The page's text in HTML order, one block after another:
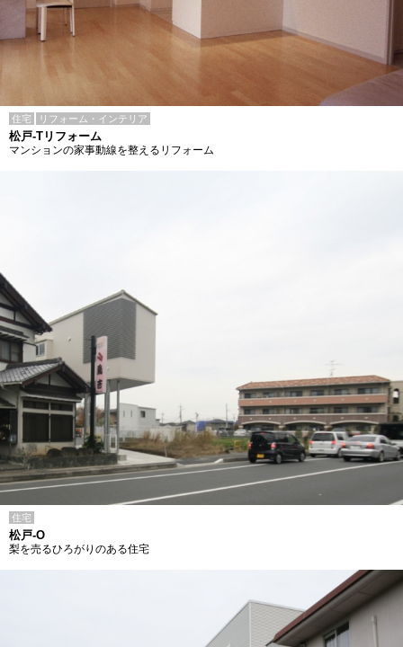
住宅 リフォーム・インテリア
松戸-Tリフォーム
マンションの家事動線を整えるリフォーム
住宅
松戸-O
梨を売るひろがりのある住宅